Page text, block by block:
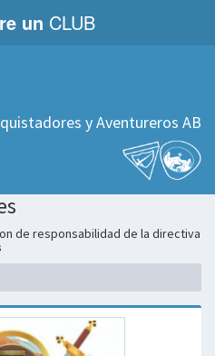
un CLUB
y Aventureros AB
de responsabilidad de la directiva